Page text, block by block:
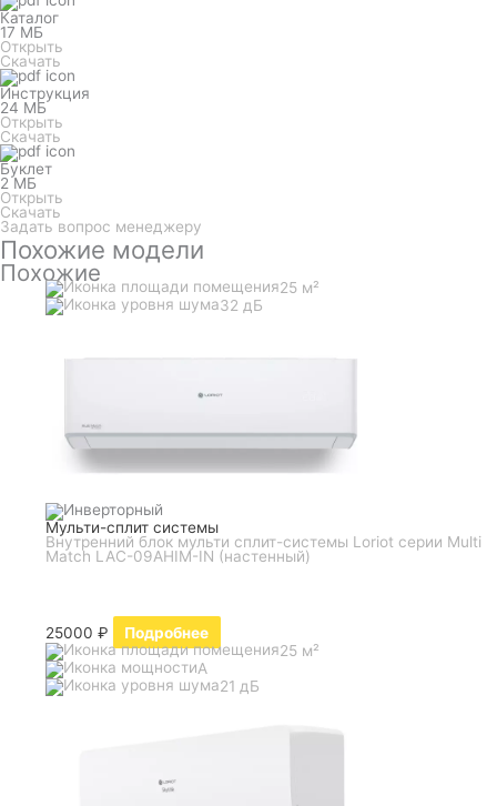
Каталог
17 МБ
Открыть
Скачать
Инструкция
24 МБ
Открыть
Скачать
Буклет
2 МБ
Открыть
Скачать
Задать вопрос менеджеру
Похожие модели
Похожие
25 м²
32 дБ
Мульти-сплит системы
Внутренний блок мульти сплит-системы Loriot серии Multi
Match LAC-09AHIM-IN (настенный)
25000₽
Подробнее
25 м²
A
21 дБ